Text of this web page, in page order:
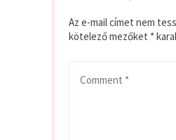
Az e-mail címet nem
kötelező mezőket *